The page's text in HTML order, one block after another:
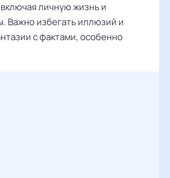
личную жизнь и
Важно избегать иллюзий и
с фактами, особенно